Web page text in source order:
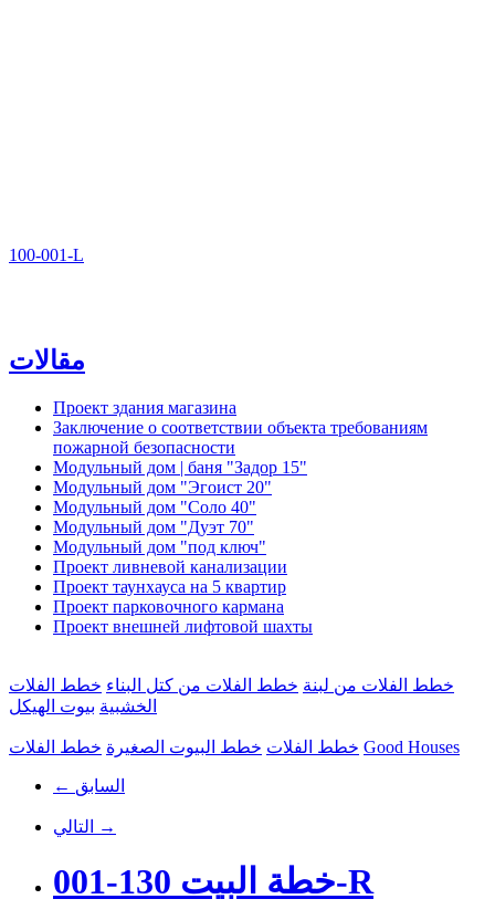
100-001-L
مقالات
Проект здания магазина
Заключение о соответствии объекта требованиям
пожарной безопасности
Модульный дом | баня "Задор 15"
Модульный дом "Эгоист 20"
Модульный дом "Соло 40"
Модульный дом "Дуэт 70"
Модульный дом "под ключ"
Проект ливневой канализации
Проект таунхауса на 5 квартир
Проект парковочного кармана
Проект внешней лифтовой шахты
خطط الفلات من لبنة خطط الفلات من كتل البناء خطط الفلات
الخشبية بيوت الهيكل
خطط الفلات خطط البيوت الصغيرة خطط الفلات Good Houses
← السابق
التالي →
خطة البيت 130-001-R